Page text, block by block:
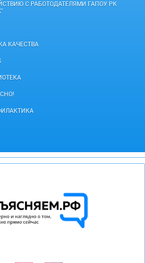
С РАБОТОДАТЕЛЯМИ ГАПОУ РК
КАЧЕСТВА